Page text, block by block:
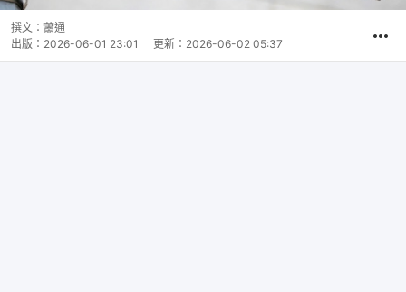
撰文： 蕭通
出版： 2026-06-01 23:01 更新： 2026-06-02 05:37